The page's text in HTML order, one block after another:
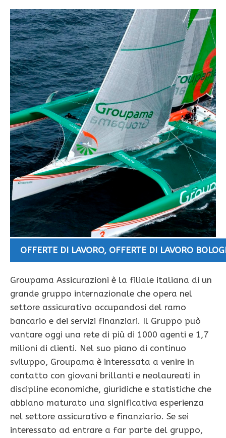
OFFERTE DI LAVORO, OFFERTE DI LAVORO
Groupama Assicurazioni è la filiale italiana di un
grande gruppo internazionale che opera nel
settore assicurativo occupandosi del ramo
bancario e dei servizi finanziari. Il Gruppo può
vantare oggi una rete di più di 1000 agenti e 1,7
milioni di clienti. Nel suo piano di continuo
sviluppo, Groupama è interessata a venire in
contatto con giovani brillanti e neolaureati in
discipline economiche, giuridiche e statistiche che
abbiano maturato una significativa esperienza
nel settore assicurativo e finanziario. Se sei
interessato ad entrare a far parte del gruppo,